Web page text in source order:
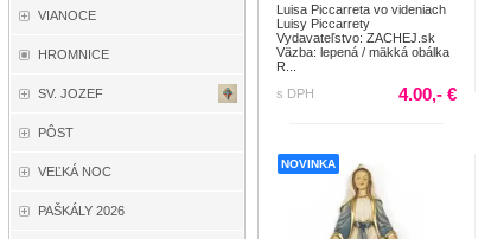
VIANOCE
HROMNICE
SV. JOZEF
PÔST
VEĽKÁ NOC
PAŠKÁLY 2026
Luisa Piccarreta vo videniach
Luisy Piccarrety
Vydavateľstvo: ZACHEJ.sk
Väzba: lepená / mäkká obálka
R...
s DPH
4.00,- €
NOVINKA